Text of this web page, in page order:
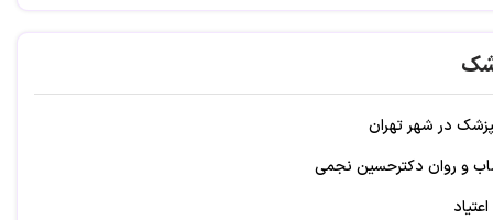
در شهر تهران
و روان دکترحسین نجمی